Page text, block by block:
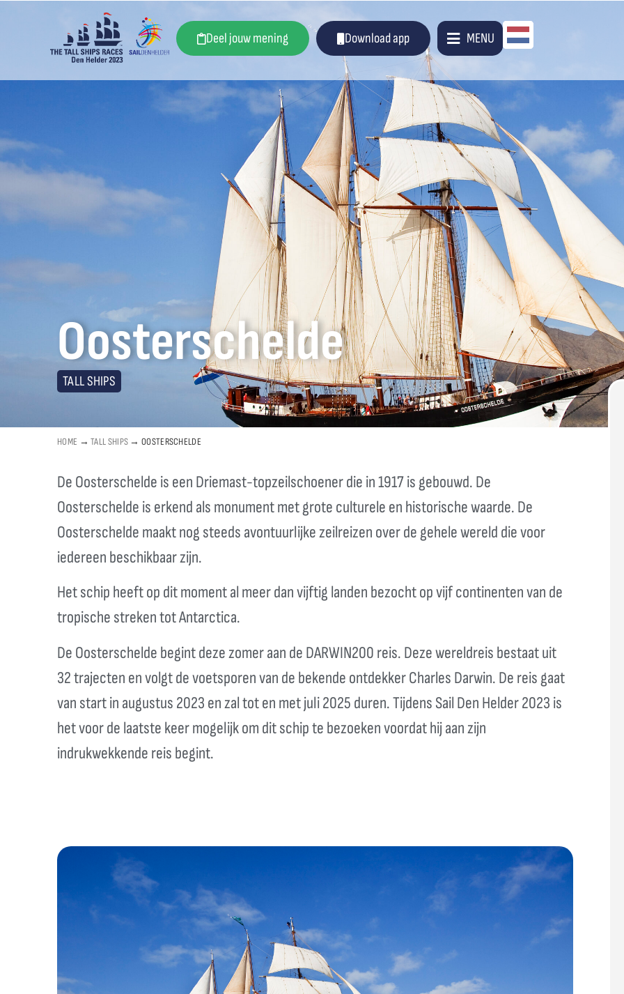
Deel jouw mening Download app MENU
Oosterschelde
TALL SHIPS
HOME →TALL SHIPS →OOSTERSCHELDE
De Oosterschelde is een Driemast-topzeilschoener die in 1917 is gebouwd. De
Oosterschelde is erkend als monument met grote culturele en historische waarde. De
Oosterschelde maakt nog steeds avontuurlijke zeilreizen over de gehele wereld die voor
iedereen beschikbaar zijn.
Het schip heeft op dit moment al meer dan vijftig landen bezocht op vijf continenten van de
tropische streken tot Antarctica.
De Oosterschelde begint deze zomer aan de DARWIN200 reis. Deze wereldreis bestaat uit
32 trajecten en volgt de voetsporen van de bekende ontdekker Charles Darwin. De reis gaat
van start in augustus 2023 en zal tot en met juli 2025 duren. Tijdens Sail Den Helder 2023 is
het voor de laatste keer mogelijk om dit schip te bezoeken voordat hij aan zijn
indrukwekkende reis begint.